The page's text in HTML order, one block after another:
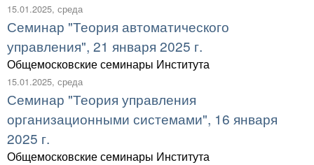
15.01.2025, среда
Семинар "Теория автоматического
управления", 21 января 2025 г.
Общемосковские семинары Института
15.01.2025, среда
Семинар "Теория управления
организационными системами", 16 января
2025 г.
Общемосковские семинары Института